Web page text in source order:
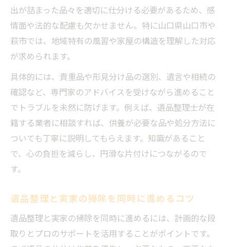
出が詰まった品々を適切に仕分ける必要があるため、感
情面や法的な配慮も欠かせません。特に山口県山口市や
萩市では、地域特有の風習や家屋の構造を理解した対応
が求められます。
具体的には、貴重品や形見分け品の選別、遺言や相続の
確認など、専門家のアドバイスを受けながら進めること
でトラブルを未然に防げます。例えば、遺品整理士が在
籍する業者に相談すれば、供養が必要な品や処分方法に
ついても丁寧に説明してもらえます。知識があること
で、心の負担を減らし、円滑な片付けにつながるので
す。
遺品整理と実家の掃除を同時に進めるコツ
遺品整理と実家の掃除を同時に進めるには、計画的な段
取りとプロのサポートを活用することがポイントです。